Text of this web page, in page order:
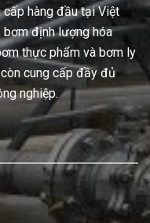
cấp hàng đầu tại Việt
bơm định lượng hóa
thực phẩm và bơm ly
cung cấp đầy đủ
nghiệp.